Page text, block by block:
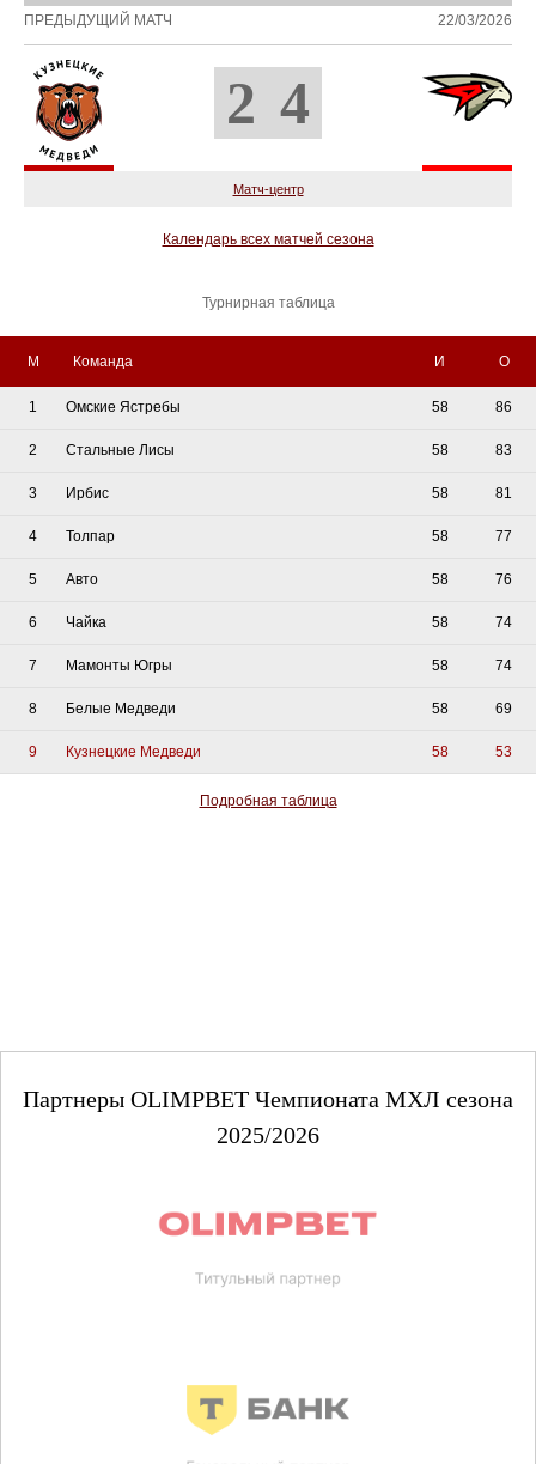
ПРЕДЫДУЩИЙ МАТЧ 22/03/2026
2 4
Матч-центр
Календарь всех матчей сезона
Турнирная таблица
М Команда И О
1 Омские Ястребы 58 86
2 Стальные Лисы 58 83
3 Ирбис 58 81
4 Толпар 58 77
5 Авто 58 76
6 Чайка 58 74
7 Мамонты Югры 58 74
8 Белые Медведи 58 69
9 Кузнецкие Медведи 58 53
Подробная таблица
Партнеры OLIMPBET Чемпионата МХЛ сезона
2025/2026